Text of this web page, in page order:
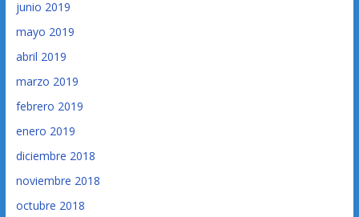
junio 2019
mayo 2019
abril 2019
marzo 2019
febrero 2019
enero 2019
diciembre 2018
noviembre 2018
octubre 2018